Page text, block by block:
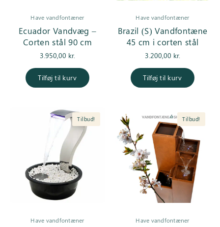
Have vandfontæner
Ecuador Vandvæg –
Corten stål 90 cm
3.950,00 kr.
Tilføj til kurv
Have vandfontæner
Brazil (S) Vandfontæne
45 cm i corten stål
3.200,00 kr.
Tilføj til kurv
Tilbud!
Have vandfontæner
Tilbud!
Have vandfontæner